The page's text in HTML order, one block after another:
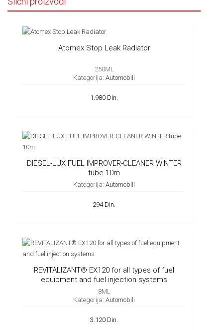
Atomex Stop Leak Radiator
250ML
Kategorija: Automobili
1.980 Din.
DIESEL-LUX FUEL IMPROVER-CLEANER WINTER
tube 10m
Kategorija: Automobili
294 Din.
REVITALIZANT® EX120 for all types of fuel
equipment and fuel injection systems
8ML
Kategorija: Automobili
3.120 Din.